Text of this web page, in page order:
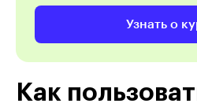
Узнать о
Как